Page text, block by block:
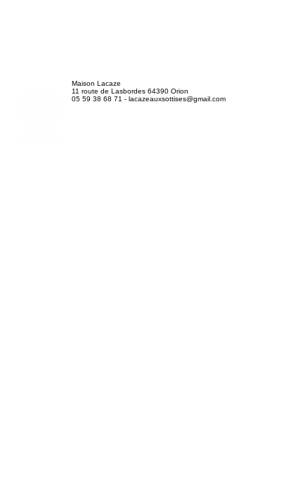
Maison Lacaze
11 route de Lasbordes 64390 Orion
05 59 38 68 71 - lacazeauxsottises@gmail.com